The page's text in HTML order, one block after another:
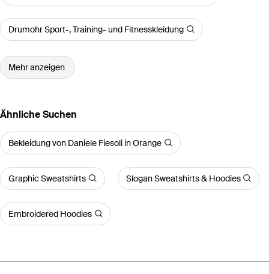
Drumohr Sport-, Training- und Fitnesskleidung
Mehr anzeigen
Ähnliche Suchen
Bekleidung von Daniele Fiesoli in Orange
Graphic Sweatshirts Slogan Sweatshirts & Hoodies
Embroidered Hoodies